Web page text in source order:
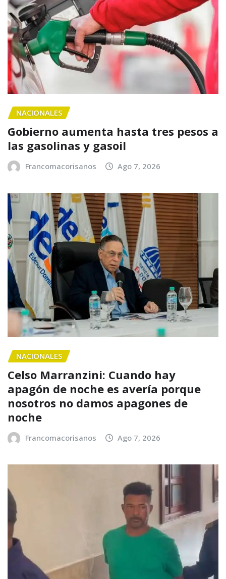
NACIONALES
Gobierno aumenta hasta tres pesos a
las gasolinas y gasoil
Francomacorisanos Ago 7, 2026
NACIONALES
Celso Marranzini: Cuando hay
apagón de noche es avería porque
nosotros no damos apagones de
noche
Francomacorisanos Ago 7, 2026